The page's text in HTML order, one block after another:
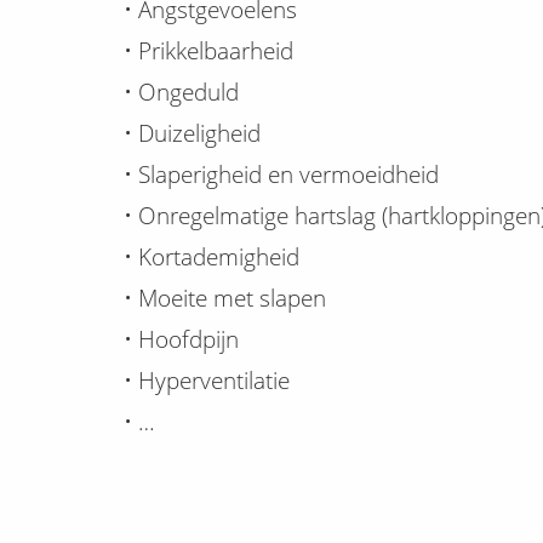
• Angstgevoelens
• Prikkelbaarheid
• Ongeduld
• Duizeligheid
• Slaperigheid en vermoeidheid
• Onregelmatige hartslag
• Kortademigheid
• Moeite met slapen
• Hoofdpijn
• Hyperventilatie
• …